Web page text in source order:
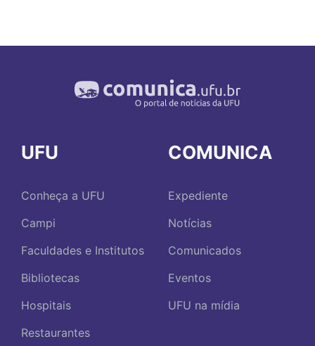
UFU
Conheça a UFU
Campi
Faculdades e Institutos
Bibliotecas
Hospitais
Restaurantes
COMUNICA
Expediente
Notícias
Comunicados
Eventos
UFU na mídia